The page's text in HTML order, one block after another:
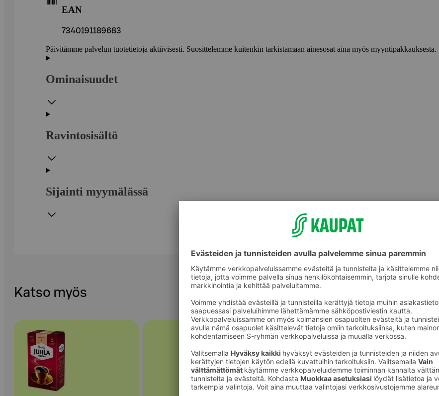
EAN
7340191189683
Päivitämme palvelun tuotetietoja aktiivisesti. Suosittelemme kuitenkin tarkistamaan ainesosat aina myös myyntipakkauksesta.
Ominaisuudet
Ravintosisältö
Sijainti myymälässä
Katso myös